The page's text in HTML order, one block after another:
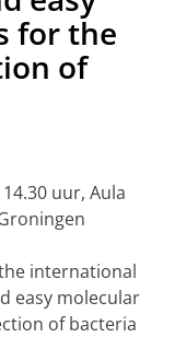
for the
of
uur, Aula
international
easy molecular
of bacteria